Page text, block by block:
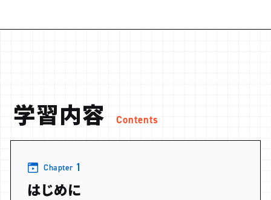
学習内容 Contents
Chapter 1
はじめに